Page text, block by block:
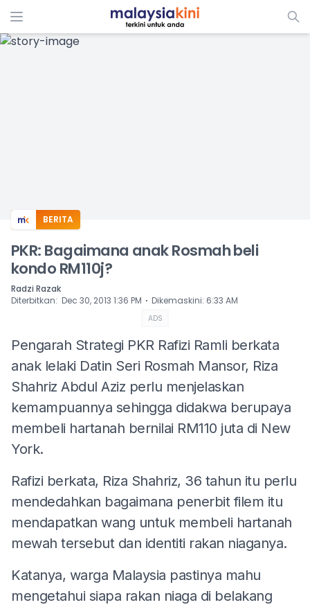
ADS
BERITA
PKR: Bagaimana anak Rosmah beli
kondo RM110j?
Radzi Razak
Diterbitkan: Dec 30, 2013 1:36 PM ⋅ Dikemaskini: 6:33 AM
ADS
Pengarah Strategi PKR Rafizi Ramli berkata
anak lelaki Datin Seri Rosmah Mansor, Riza
Shahriz Abdul Aziz perlu menjelaskan
kemampuannya sehingga didakwa berupaya
membeli hartanah bernilai RM110 juta di New
York.
Rafizi berkata, Riza Shahriz, 36 tahun itu perlu
mendedahkan bagaimana penerbit filem itu
mendapatkan wang untuk membeli hartanah
mewah tersebut dan identiti rakan niaganya.
Katanya, warga Malaysia pastinya mahu
mengetahui siapa rakan niaga di belakang